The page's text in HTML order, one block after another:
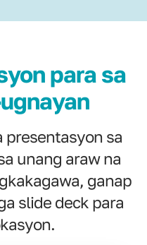
para sa
presentasyon sa
unang araw na
ganap
slide deck para